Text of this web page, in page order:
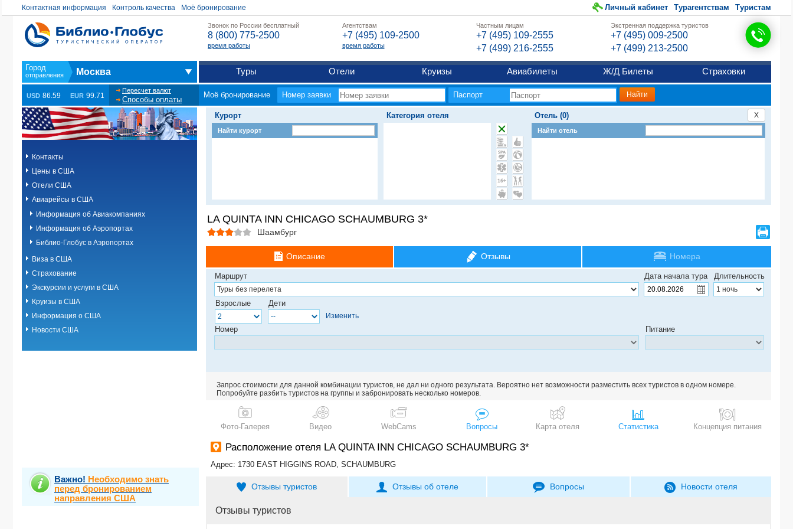
Контактная информация Контроль качества Моё бронирование Личный кабинет Турагентствам Туристам
Звонок по России бесплатный
8 (800) 775-2500
время работы
Агентствам
+7 (495) 109-2500
время работы
Частным лицам
+7 (495) 109-2555
+7 (499) 216-2555
Экстренная поддержка туристов
+7 (495) 009-2500
+7 (499) 213-2500
Москва Туры Отели Круизы Авиабилеты Ж/Д Билеты Страховки
USD 86.59 EUR 99.71
Пересчет валют
Способы оплаты
Моё бронирование Номер заявки Паспорт
Контакты
Цены в США
Отели США
Авиарейсы в США
Информация об Авиакомпаниях
Информация об Аэропортах
Библио-Глобус в Аэропортах
Виза в США
Страхование
Экскурсии и услуги в США
Круизы в США
Информация о США
Новости США
Важно! Необходимо знать
перед бронированием
направления США
X
Курорт
Найти курорт
Категория отеля Отель (0)
Найти отель
LA QUINTA INN CHICAGO SCHAUMBURG 3*
Шаамбург
Описание Отзывы Номера
Маршрут Дата начала тура Длительность
Изменить
Взрослые Дети
Номер Питание
Запрос стоимости для данной комбинации туристов, не дал ни одного результата. Вероятно нет возможности разместить всех туристов в одном номере.
Попробуйте разбить туристов на группы и забронировать несколько номеров.
Фото-Галерея Видео WebCams Вопросы Карта отеля Статистика Концепция питания
Расположение отеля LA QUINTA INN CHICAGO SCHAUMBURG 3*
Адрес: 1730 EAST HIGGINS ROAD, SCHAUMBURG
Отзывы туристов Отзывы об отеле Вопросы Новости отеля
Отзывы туристов